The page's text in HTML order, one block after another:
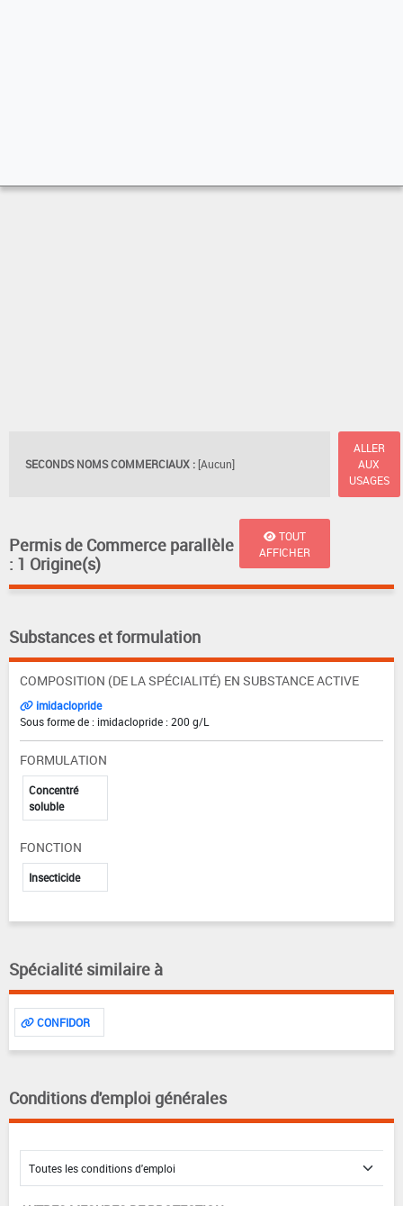
SECONDS NOMS COMMERCIAUX : [Aucun]
ALLER
AUX
USAGES
Permis de Commerce parallèle
: 1 Origine(s)
TOUT
AFFICHER
Substances et formulation
COMPOSITION (DE LA SPÉCIALITÉ) EN SUBSTANCE ACTIVE
imidaclopride
Sous forme de : imidaclopride : 200 g/L
FORMULATION
Concentré
soluble
FONCTION
Insecticide
Spécialité similaire à
CONFIDOR
Conditions d'emploi générales